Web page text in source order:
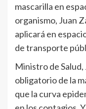
mascarilla en
organismo, Juan
aplicará en
de transporte
Ministro de Salud,
obligatorio de la
que la curva